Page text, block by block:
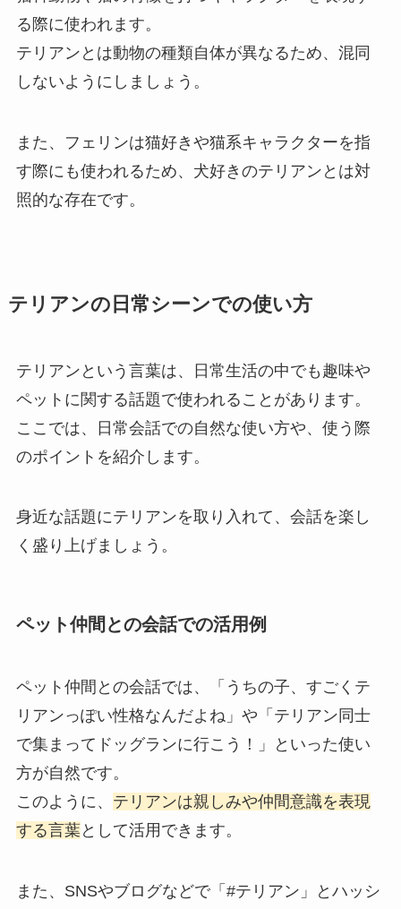
る際に使われます。
テリアンとは動物の種類自体が異なるため、混同
しないようにしましょう。
また、フェリンは猫好きや猫系キャラクターを指
す際にも使われるため、犬好きのテリアンとは対
照的な存在です。
テリアンの日常シーンでの使い方
テリアンという言葉は、日常生活の中でも趣味や
ペットに関する話題で使われることがあります。
ここでは、日常会話での自然な使い方や、使う際
のポイントを紹介します。
身近な話題にテリアンを取り入れて、会話を楽し
く盛り上げましょう。
ペット仲間との会話での活用例
ペット仲間との会話では、「うちの子、すごくテ
リアンっぽい性格なんだよね」や「テリアン同士
で集まってドッグランに行こう！」といった使い
方が自然です。
このように、 テリアンは親しみや仲間意識を表現
する言葉として活用できます。
また、SNSやブログなどで「#テリアン」とハッシ